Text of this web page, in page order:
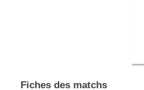
Fiches des matchs